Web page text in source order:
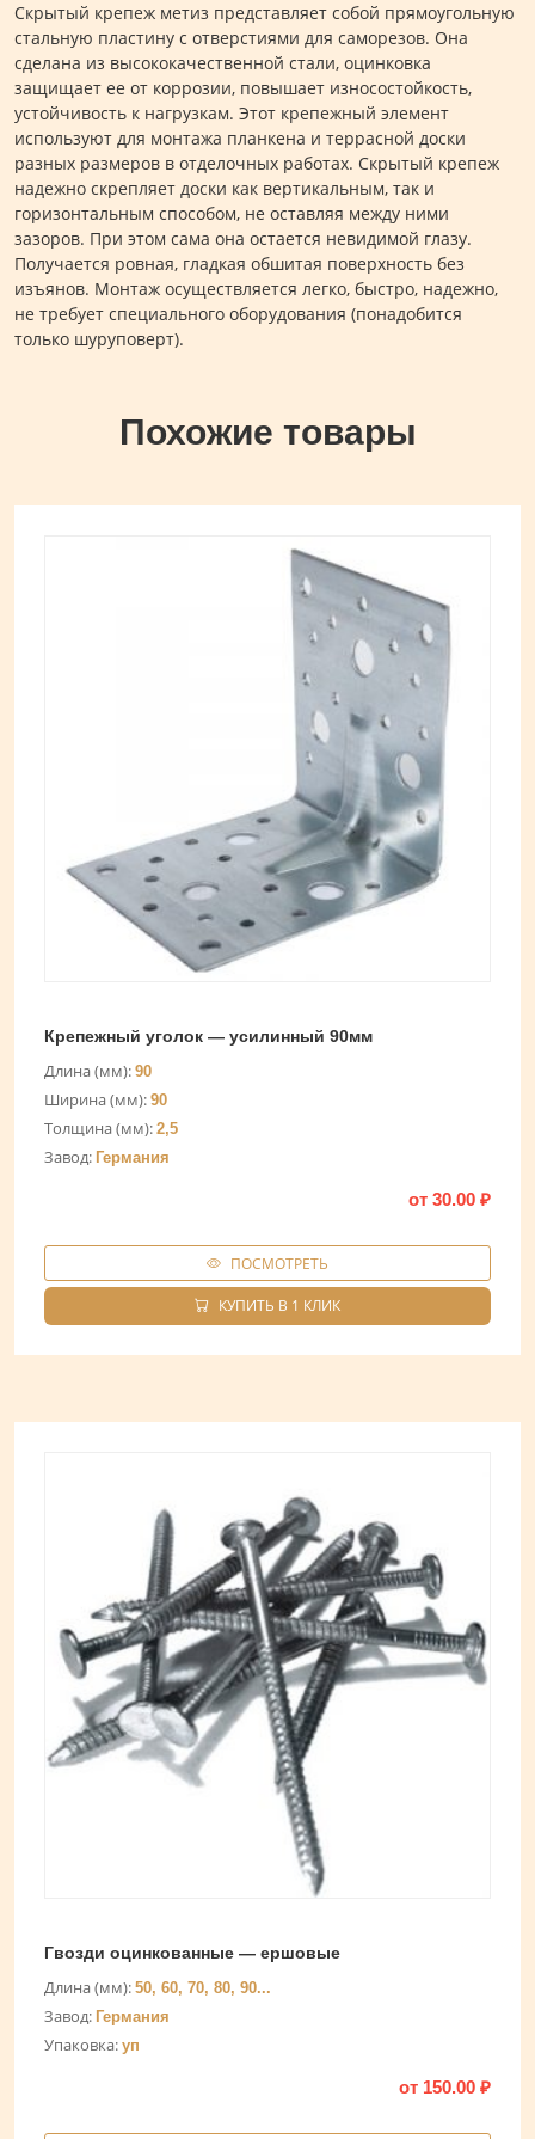
Скрытый крепеж метиз представляет собой прямоугольную
стальную пластину с отверстиями для саморезов. Она
сделана из высококачественной стали, оцинковка
защищает ее от коррозии, повышает износостойкость,
устойчивость к нагрузкам. Этот крепежный элемент
используют для монтажа планкена и террасной доски
разных размеров в отделочных работах. Скрытый крепеж
надежно скрепляет доски как вертикальным, так и
горизонтальным способом, не оставляя между ними
зазоров. При этом сама она остается невидимой глазу.
Получается ровная, гладкая обшитая поверхность без
изъянов. Монтаж осуществляется легко, быстро, надежно,
не требует специального оборудования (понадобится
только шуруповерт).
Похожие товары
Крепежный уголок — усилинный 90мм
Длина (мм): 90
Ширина (мм): 90
Толщина (мм): 2,5
Завод: Германия
от 30.00 ₽
ПОСМОТРЕТЬ
КУПИТЬ В 1 КЛИК
Гвозди оцинкованные — ершовые
Длина (мм): 50, 60, 70, 80, 90...
Завод: Германия
Упаковка: уп
от 150.00 ₽